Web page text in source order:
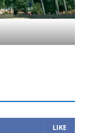
LIKE